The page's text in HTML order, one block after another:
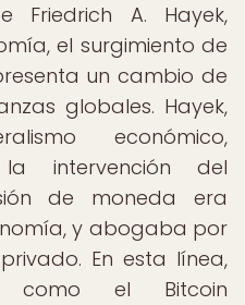
Friedrich A. Hayek,
el surgimiento de
un cambio de
globales. Hayek,
económico,
intervención del
de moneda era
y abogaba por
En esta línea,
como el Bitcoin